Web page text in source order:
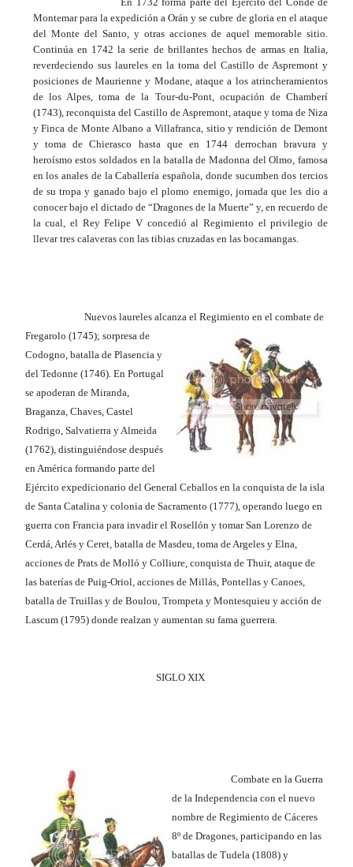
Montemar para la expedición a Orán y se cubre de gloria en el ataque
del Monte del Santo, y otras acciones de aquel memorable sitio.
Continúa en 1742 la serie de brillantes hechos de armas en Italia,
reverdeciendo sus laureles en la toma del Castillo de Aspremont y
posiciones de Maurienne y Modane, ataque a los atrincheramientos
de los Alpes, toma de la Tour-du-Pont, ocupación de Chamberí
(1743), reconquista del Castillo de Aspremont, ataque y toma de Niza
y Finca de Monte Albano a Villafranca, sitio y rendición de Demont
y toma de Chierasco hasta que en 1744 derrochan bravura y
heroísmo estos soldados en la batalla de Madonna del Olmo, famosa
en los anales de la Caballería española, donde sucumben dos tercios
de su tropa y ganado bajo el plomo enemigo, jornada que les dio a
conocer bajo el dictado de “Dragones de la Muerte” y, en recuerdo de
la cual, el Rey Felipe V concedió al Regimiento el privilegio de
llevar tres calaveras con las tibias cruzadas en las bocamangas.
Nuevos laureles alcanza el Regimiento en el combate de
Fregarolo (1745); sorpresa de
Codogno, batalla de Plasencia y
del Tedonne (1746). En Portugal
se apoderan de Miranda,
Braganza, Chaves, Castel
Rodrigo, Salvatierra y Almeida
(1762), distinguiéndose después
en América formando parte del
Ejército expedicionario del General Ceballos en la conquista de la isla
de Santa Catalina y colonia de Sacramento (1777), operando luego en
guerra con Francia para invadir el Rosellón y tomar San Lorenzo de
Cerdá, Arlés y Ceret, batalla de Masdeu, toma de Argeles y Elna,
acciones de Prats de Molló y Colliure, conquista de Thuir, ataque de
las baterías de Puig-Oriol, acciones de Millás, Pontellas y Canoes,
batalla de Truillas y de Boulou, Trompeta y Montesquieu y acción de
Lascum (1795) donde realzan y aumentan su fama guerrera.
SIGLO XIX
Combate en la Guerra
de la Independencia con el nuevo
nombre de Regimiento de Cáceres
8º de Dragones, participando en las
batallas de Tudela (1808) y